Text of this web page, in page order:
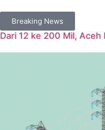
Breaking News
Dari 12 ke 200 Mil, Aceh